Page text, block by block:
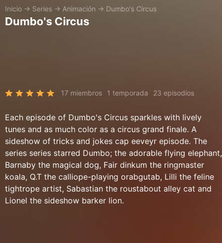
Inicio → Series → Animación → Dumbo's Circus
Dumbo's Circus
17 miembros 1 temporada 23 episodios
Each episode of Dumbo's Circus sparkles with lively
tunes and as much color as a circus grand finale. A
sideshow of tricks and jokes cap eeveyr episode. The
series series starred Dumbo; the adorable flying elephant,
Barnaby the magical dog, Fair dinkum the ringmaster
koala, Q.T the calliope-playing orabgutab, Lilli the feline
tightrope artist, Sabastian the roustabout alley cat and
Lionel the sideshow barker lion.